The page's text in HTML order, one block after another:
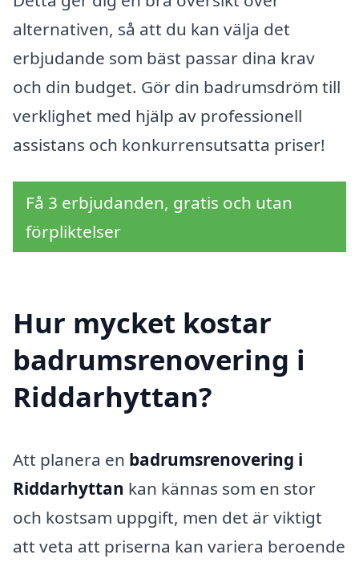
alternativen, så att du kan välja det
erbjudande som bäst passar dina krav
och din budget. Gör din badrumsdröm till
verklighet med hjälp av professionell
assistans och konkurrensutsatta priser!
Få 3 erbjudanden, gratis och utan
förpliktelser
Hur mycket kostar
badrumsrenovering i
Riddarhyttan?
Att planera en badrumsrenovering i
Riddarhyttan kan kännas som en stor
och kostsam uppgift, men det är viktigt
att veta att priserna kan variera beroende